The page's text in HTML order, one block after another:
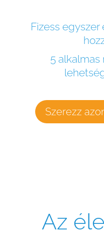
Fizess egyszer
5 alkalmas
Szerezz
Az